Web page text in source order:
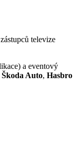
televize
a eventový
Škoda Auto, Hasbro